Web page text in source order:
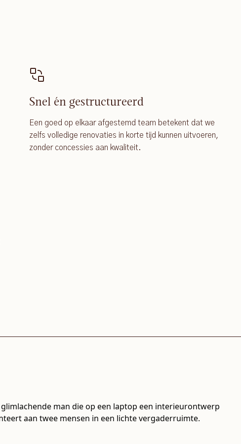
Snel én gestructureerd
Een goed op elkaar afgestemd team betekent dat we
zelfs volledige renovaties in korte tijd kunnen uitvoeren,
zonder concessies aan kwaliteit.